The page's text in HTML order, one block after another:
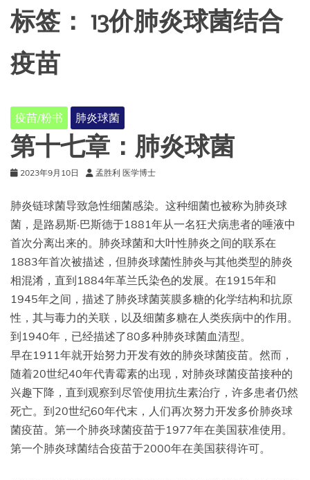
标签： 13价肺炎球菌结合
疫苗
疫苗/粉书 肺炎球菌
第十七章：肺炎球菌
2023年9月10日 孟胜利 医学博士
肺炎链球菌导致急性细菌感染。这种细菌也被称为肺炎球
菌，是路易斯·巴斯德于1881年从一名狂犬病患者的唾液中
首次分离出来的。肺炎球菌和大叶性肺炎之间的联系在
1883年首次被描述，但肺炎球菌性肺炎与其他类型的肺炎
相混淆，直到1884年革兰氏染色的发展。在1915年和
1945年之间，描述了肺炎球菌荚膜多糖的化学结构和抗原
性，其与毒力的关联，以及细菌多糖在人类疾病中的作用。
到1940年，已经描述了80多种肺炎球菌血清型。
早在1911年就开始努力开发有效的肺炎球菌疫苗。然而，
随着20世纪40年代青霉素的出现，对肺炎球菌疫苗接种的
兴趣下降，直到观察到尽管使用抗生素治疗，许多患者仍然
死亡。到20世纪60年代末，人们再次努力开发多价肺炎球
菌疫苗。第一个肺炎球菌疫苗于1977年在美国获准使用。
第一个肺炎球菌结合疫苗于2000年在美国获得许可。